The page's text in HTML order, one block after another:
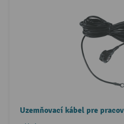
Uzemňovací kábel pre